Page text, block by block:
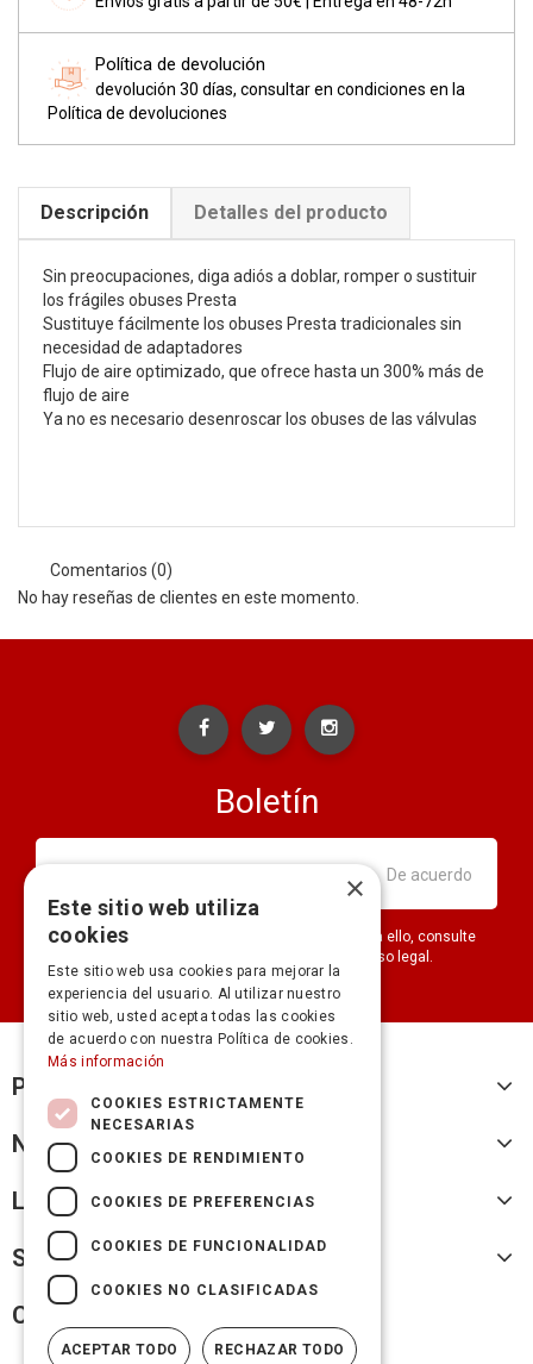
Política de devolución
devolución 30 días, consultar en condiciones en la
Política de devoluciones
Descripción Detalles del producto
Sin preocupaciones, diga adiós a doblar, romper o sustituir
los frágiles obuses Presta
Sustituye fácilmente los obuses Presta tradicionales sin
necesidad de adaptadores
Flujo de aire optimizado, que ofrece hasta un 300% más de
flujo de aire
Ya no es necesario desenroscar los obuses de las válvulas
Comentarios (0)
No hay reseñas de clientes en este momento.
Boletín
Puede darse de baja en cualquier momento. Para ello, consulte
nuestra información de contacto en el aviso legal.
Productos
Nuestra empresa
Legal
Su cuenta
Cicles Fransi
×
Este sitio web utiliza
cookies
Este sitio web usa cookies para mejorar la
experiencia del usuario. Al utilizar nuestro
sitio web, usted acepta todas las cookies
de acuerdo con nuestra Política de cookies.
Más información
COOKIES ESTRICTAMENTE
NECESARIAS
COOKIES DE RENDIMIENTO
COOKIES DE PREFERENCIAS
COOKIES DE FUNCIONALIDAD
COOKIES NO CLASIFICADAS
ACEPTAR TODO RECHAZAR TODO